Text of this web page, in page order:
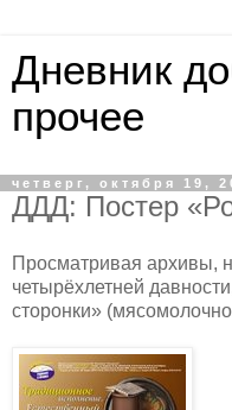
Дневник
прочее
четверг, октября 19,
ДДД: Постер
Просматривая архивы,
четырёхлетней
сторонки»